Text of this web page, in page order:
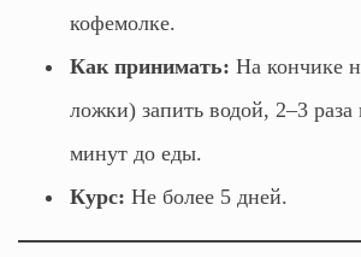
кофемолке.
Как принимать: На кончике
ложки) запить водой, 2–3 раза
минут до еды.
Курс: Не более 5 дней.